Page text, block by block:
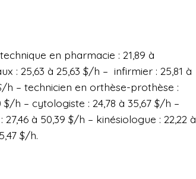
en pharmacie : 21,89 à
: 25,63 à 25,63 $/h – infirmier : 25,81 à
h – technicien en orthèse-prothèse :
h – cytologiste : 24,78 à 35,67 $/h –
à 50,39 $/h – kinésiologue : 22,22 à
$/h.